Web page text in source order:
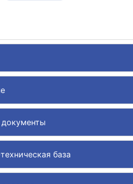
база